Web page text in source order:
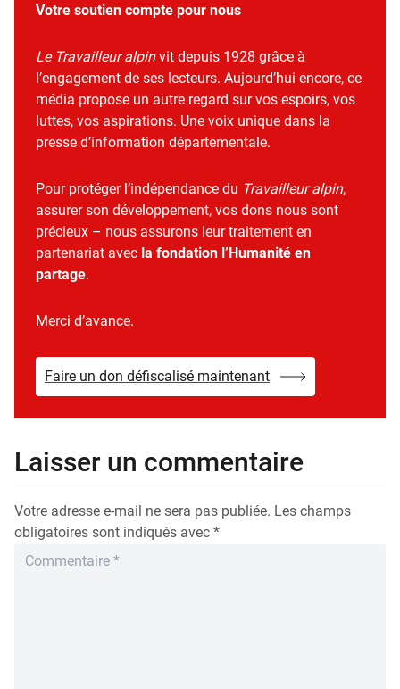
Votre soutien compte pour nous
Le Travailleur alpinvit depuis 1928 grâce à
l’engagement de ses lecteurs. Aujourd’hui encore, ce
média propose un autre regard sur vos espoirs, vos
luttes, vos aspirations. Une voix unique dans la
presse d’information départementale.
Pour protéger l’indépendance du Travailleur alpin,
assurer son développement, vos dons nous sont
précieux – nous assurons leur traitement en
partenariat avec la fondation l’Humanité en
partage.
Merci d’avance.
Faire un don défiscalisé maintenant
Laisser un commentaire
Votre adresse e-mail ne sera pas publiée. Les champs
obligatoires sont indiqués avec *